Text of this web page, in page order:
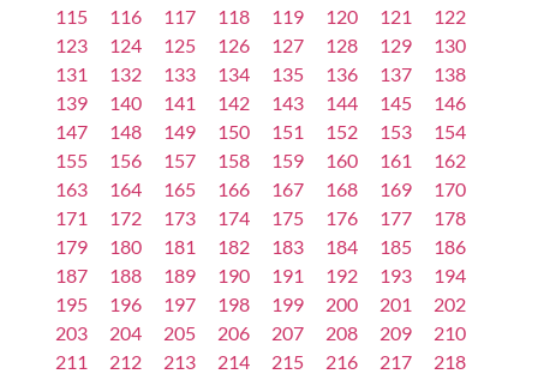
115
116 117 118 119 120 121
122
123
124 125 126 127 128 129
130
131
132 133 134 135 136 137
138
139
140 141 142 143 144 145
146
147
148 149 150 151 152 153
154
155
156 157 158 159 160 161
162
163
164 165 166 167 168 169
170
171
172 173 174 175 176 177
178
179
180 181 182 183 184 185
186
187
188 189 190 191 192 193
194
195
196 197 198 199 200 201
202
203
204 205 206 207 208 209
210
211
212 213 214 215 216 217
218